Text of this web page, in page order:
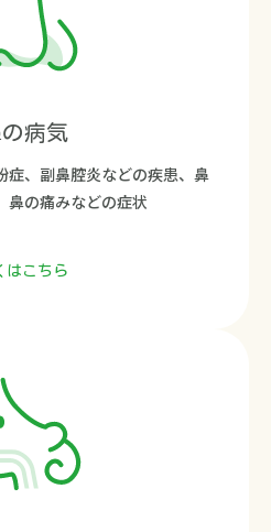
病気
症、副鼻腔炎などの疾患、鼻
鼻の痛みなどの症状
はこちら